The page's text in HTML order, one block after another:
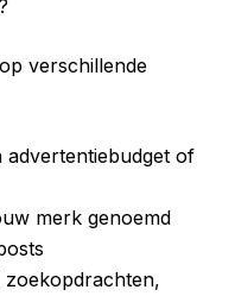
verschillende
advertentiebudget of
merk genoemd
zoekopdrachten,